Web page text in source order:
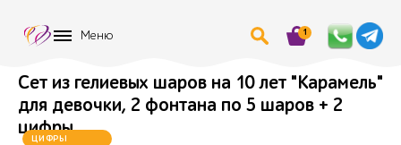
Меню 1
Сет из гелиевых шаров на 10 лет "Карамель"
для девочки, 2 фонтана по 5 шаров + 2
цифры
ЦИФРЫ